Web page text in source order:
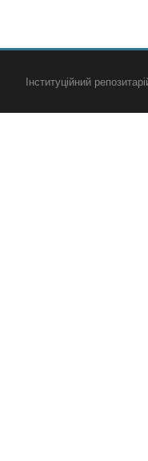
Інституційний